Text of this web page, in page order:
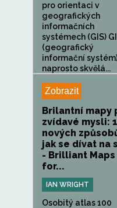
pro orientaci v
geografických
informačních
systémech (GIS)
(geografický
informační
naprosto skvělá...
Zobrazit
Brilantní mapy
zvídavé mysli:
nových
jak se dívat na
- Brilliant Maps
for...
IAN WRIGHT
Osobitý atlas 100